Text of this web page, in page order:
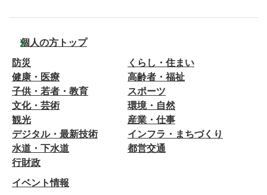
個人の方トップ
防災
くらし・住まい
健康・医療
高齢者・福祉
子供・若者・教育
スポーツ
文化・芸術
環境・自然
観光
産業・仕事
デジタル・最新技術
インフラ・まちづくり
水道・下水道
都営交通
行財政
イベント情報